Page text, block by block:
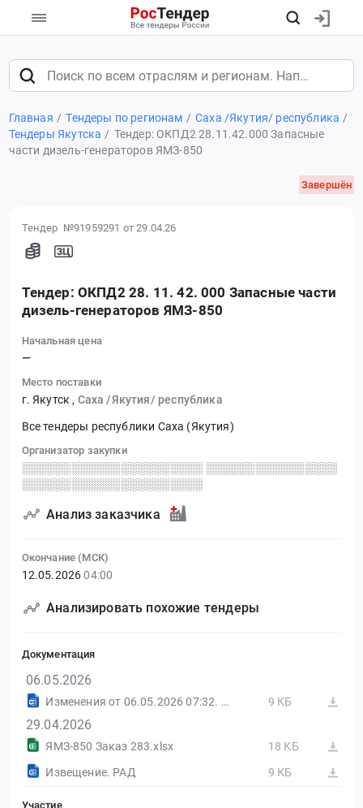
Главная Тендеры по регионам
Саха /Якутия/ республика
Тендеры Якутска
Тендер: ОКПД2 28.11.42.000 Запасные
части дизель-генераторов ЯМЗ-850
Завершён
Тендер №91959291 от 29.04.26
Тендер: ОКПД2 28. 11. 42. 000 Запасные части
дизель-генераторов ЯМЗ-850
Начальная цена
—
Место поставки
г. Якутск , Саха /Якутия/ республика
Все тендеры республики Саха (Якутия)
Организатор закупки
░░░░░░░░░░░░░░░░░░░░░░ ░░░░░░░░░░░░░░░░
░░░░░░░░░░░░░░░░░░░░░░
Анализ заказчика
Окончание (МСК)
12.05.2026 04:00
Анализировать похожие тендеры
Документация
06.05.2026
Изменения от 06.05.2026 07:32. РАД 9 КБ
29.04.2026
ЯМЗ-850 Заказ 283.xlsx
18 КБ
Извещение. РАД
9 КБ
Участие